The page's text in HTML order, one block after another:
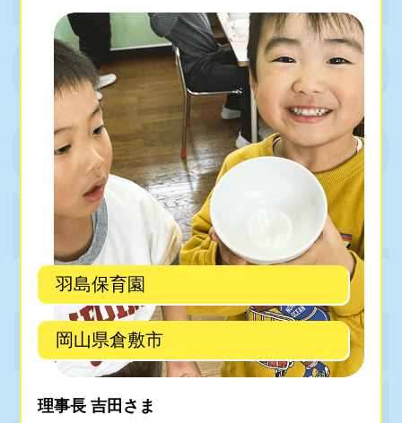
羽島保育園
岡山県倉敷市
理事長 吉田さま